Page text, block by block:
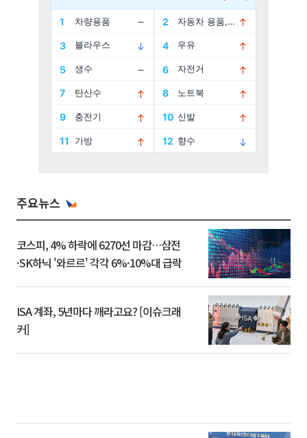
주요뉴스
코스피, 4% 하락에 6270선 마감…삼전
·SK하닉 '와르르' 각각 6%·10%대 급락
ISA 계좌, 5년마다 깨라고요? [이슈크래
커]